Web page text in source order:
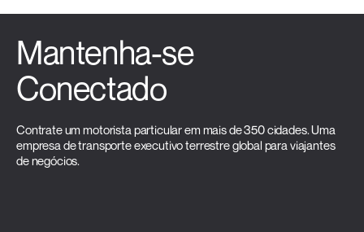
Mantenha-se
Conectado
Contrate um motorista particular em mais de 350 cidades. Uma
empresa de transporte executivo terrestre global para viajantes
de negócios.